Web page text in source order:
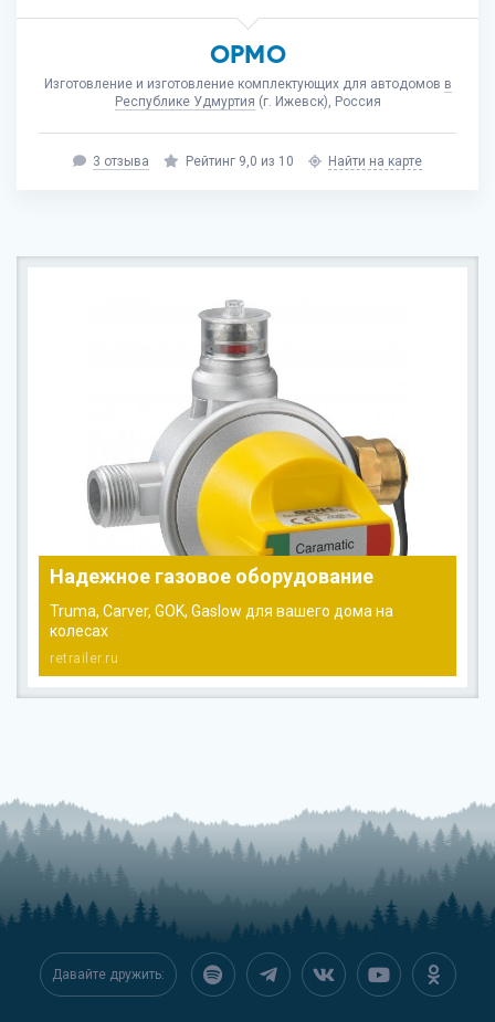
ОРМО
Изготовление и изготовление комплектующих для автодомов в
Республике Удмуртия (г. Ижевск), Россия
3 отзыва Рейтинг 9,0 из 10 Найти на карте
Надежное газовое оборудование
Truma, Carver, GOK, Gaslow для вашего дома на
колесах
retrailer.ru
Давайте дружить: